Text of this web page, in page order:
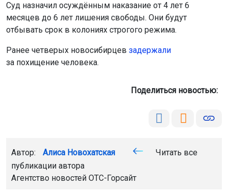
Суд назначил осуждённым наказание от 4 лет 6
месяцев до 6 лет лишения свободы. Они будут
отбывать срок в колониях строгого режима.
Ранее четверых новосибирцев задержали
за похищение человека.
Поделиться новостью:
Автор: Алиса Новохатская
Читать все
публикации автора
Агентство новостей ОТС-Горсайт